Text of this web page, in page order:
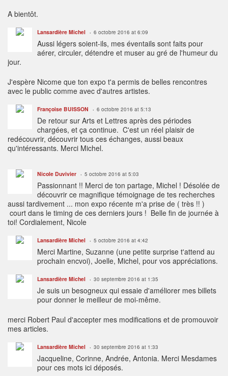
A bientôt.
Lansardière Michel 6 octobre 2016 at 6:09
Aussi légers soient-ils, mes éventails sont faits pour
aérer, circuler, détendre et muser au gré de l'humeur du
jour.
J'espère Nicome que ton expo t'a permis de belles rencontres
avec le public comme avec d'autres artistes.
Françoise BUISSON 6 octobre 2016 at 5:13
De retour sur Arts et Lettres après des périodes
chargées, et ça continue. C'est un réel plaisir de
redécouvrir, découvrir tous ces échanges, aussi beaux
qu'intéressants. Merci Michel.
Nicole Duvivier 5 octobre 2016 at 5:03
Passionnant !! Merci de ton partage, Michel ! Désolée de
découvrir ce magnifique témoignage de tes recherches
aussi tardivement ... mon expo récente m'a prise de ( très !! )
court dans le timing de ces derniers jours ! Belle fin de journée à
toi! Cordialement, Nicole
Lansardière Michel 5 octobre 2016 at 4:42
Merci Martine, Suzanne (une petite surprise t'attend au
prochain encvoi), Joelle, Michel, pour vos appréciations.
Lansardière Michel 30 septembre 2016 at 1:35
Je suis un besogneux qui essaie d'améliorer mes billets
pour donner le meilleur de moi-même.
merci Robert Paul d'accepter mes modifications et de promouvoir
mes articles.
Lansardière Michel 30 septembre 2016 at 1:33
Jacqueline, Corinne, Andrée, Antonia. Merci Mesdames
pour ces mots ici déposés.